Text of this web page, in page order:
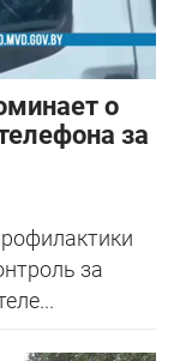
о
за
за